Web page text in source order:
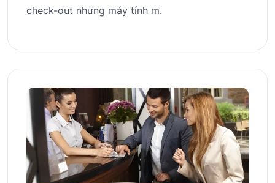
check-out nhưng máy tính m.